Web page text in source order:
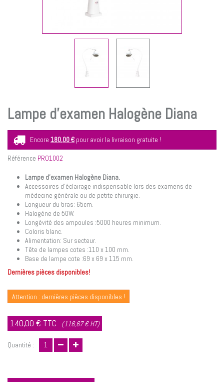
Lampe d'examen Halogène Diana
Encore 180,00 € pour avoir la livraison gratuite !
Référence PRO1002
Lampe d'examen Halogène Diana.
Accessoires d'éclairage indispensable lors des examens de
médecine générale ou de petite chirurgie.
Longueur du bras: 65cm.
Halogène de 50W.
Longévité des ampoules :5000 heures minimum.
Coloris blanc.
Alimentation: Sur secteur.
Tête de lampes cotes :110 x 100 mm.
Base de lampe cote :69 x 69 x 115 mm.
Dernières pièces disponibles!
Attention : dernières pièces disponibles !
140,00 € TTC (116,67 € HT)
Quantité :